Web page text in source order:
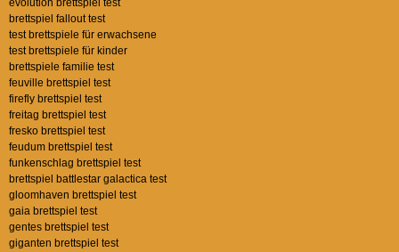
evolution brettspiel test
brettspiel fallout test
test brettspiele für erwachsene
test brettspiele für kinder
brettspiele familie test
feuville brettspiel test
firefly brettspiel test
freitag brettspiel test
fresko brettspiel test
feudum brettspiel test
funkenschlag brettspiel test
brettspiel battlestar galactica test
gloomhaven brettspiel test
gaia brettspiel test
gentes brettspiel test
giganten brettspiel test